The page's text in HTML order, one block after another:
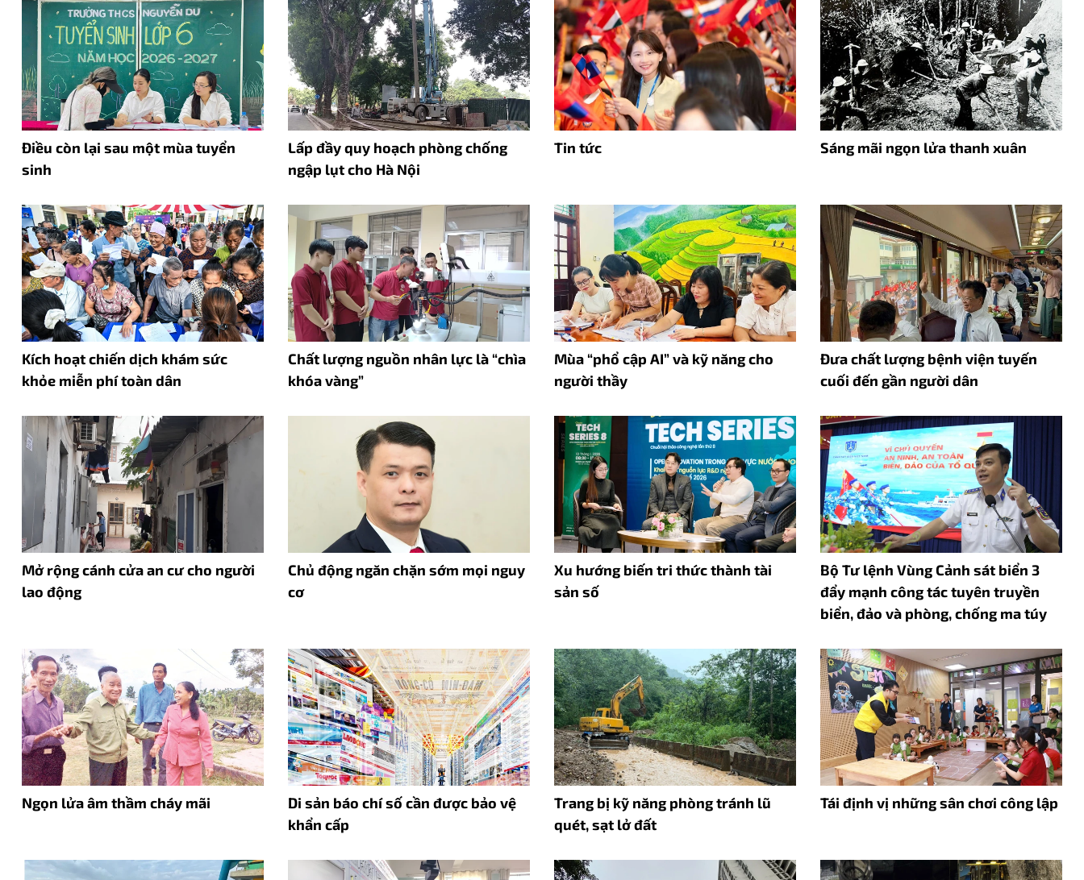
Điều còn lại sau một mùa tuyển
sinh
Lấp đầy quy hoạch phòng chống
ngập lụt cho Hà Nội
Tin tức Sáng mãi ngọn lửa thanh xuân
Kích hoạt chiến dịch khám sức
khỏe miễn phí toàn dân
Chất lượng nguồn nhân lực là “chìa
khóa vàng”
Mùa “phổ cập AI” và kỹ năng cho
người thầy
Đưa chất lượng bệnh viện tuyến
cuối đến gần người dân
Mở rộng cánh cửa an cư cho người
lao động
Chủ động ngăn chặn sớm mọi nguy
cơ
Xu hướng biến tri thức thành tài
sản số
Bộ Tư lệnh Vùng Cảnh sát biển 3
đẩy mạnh công tác tuyên truyền
biển, đảo và phòng, chống ma túy
Ngọn lửa âm thầm cháy mãi
Di sản báo chí số cần được bảo vệ
khẩn cấp
Trang bị kỹ năng phòng tránh lũ
quét, sạt lở đất
Tái định vị những sân chơi công lập